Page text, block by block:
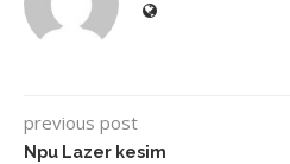
previous post
Npu Lazer kesim